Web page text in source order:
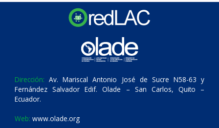
Dirección: Av. Mariscal Antonio José de Sucre N58-63 y
Fernández Salvador Edif. Olade – San Carlos, Quito –
Ecuador.
Web: www.olade.org